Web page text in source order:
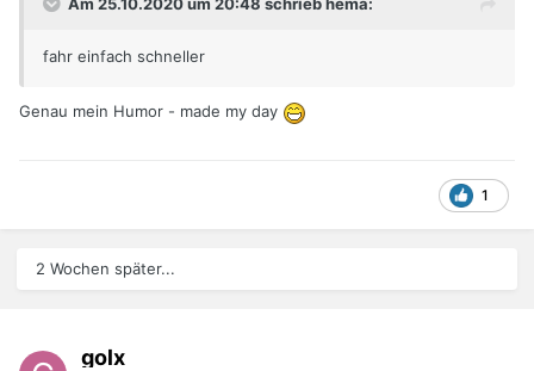
Am 25.10.2020 um 20:48 schrieb hema:
fahr einfach schneller
Genau mein Humor - made my day
1
2 Wochen später...
golx